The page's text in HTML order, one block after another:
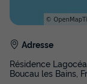
Adresse
Résidence
Boucau les Bains,